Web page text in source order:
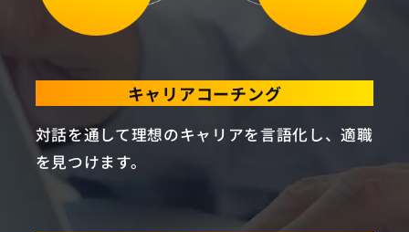
キャリアコーチング
対話を通して理想のキャリアを言語化し、適職
を見つけます。